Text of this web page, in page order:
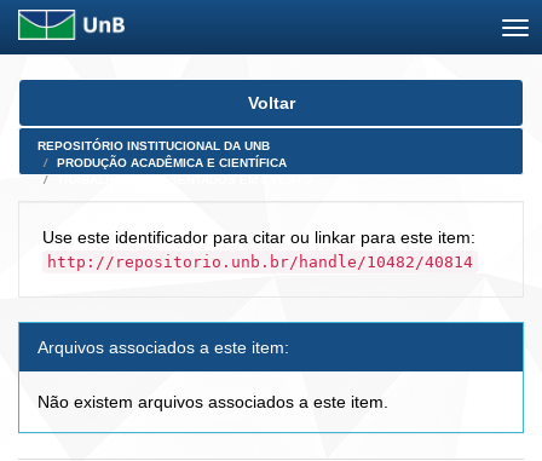
Skip
Voltar
REPOSITÓRIO INSTITUCIONAL DA UNB
PRODUÇÃO ACADÊMICA E CIENTÍFICA
Use este identificador para citar ou linkar para este item:
http://repositorio.unb.br/handle/10482/40814
Arquivos associados a este item:
Não existem arquivos associados a este item.